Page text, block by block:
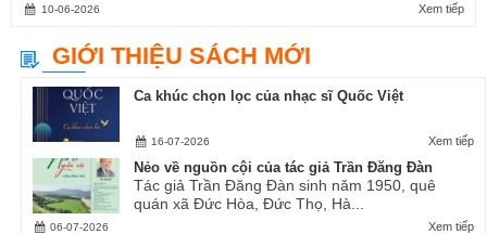
Xem tiếp
10-06-2026
GIỚI THIỆU SÁCH MỚI
Ca khúc chọn lọc của nhạc sĩ Quốc Việt
Xem tiếp
16-07-2026
Nẻo về nguồn cội của tác giả Trần Đăng Đàn
Tác giả Trần Đăng Đàn sinh năm 1950, quê
quán xã Đức Hòa, Đức Thọ, Hà...
Xem tiếp
06-07-2026